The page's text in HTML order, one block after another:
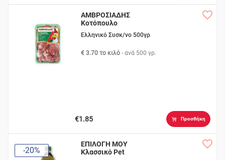
ΑΜΒΡΟΣΙΑΔΗΣ
Κοτόπουλο
Συκωτάκια Νωπά
Ελληνικό Συσκ/νο 500γρ
€ 3.70 το κιλό - ανά 500 γρ.
€1.85 Προσθήκη
-20%
ΕΠΙΛΟΓΗ ΜΟΥ
Κλασσικό Pet